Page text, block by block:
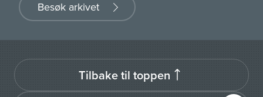
Besøk arkivet
Tilbake til toppen